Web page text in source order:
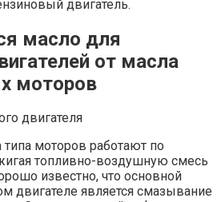
двигатель.
масло для
от масла
моторов
типа моторов работают по
топливно-воздушную смесь
известно, что основной
двигателе является смазывание